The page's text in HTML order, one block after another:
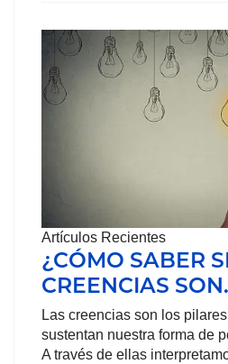
Artículos Recientes
¿CÓMO SABER
CREENCIAS
Las creencias son los
sustentan nuestra forma de
A través de ellas